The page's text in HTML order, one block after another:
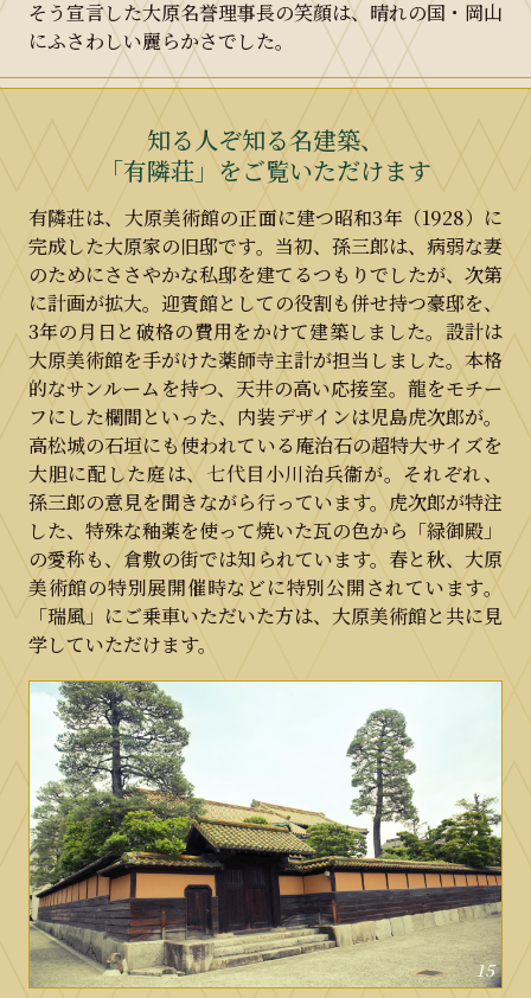
そう宣言した大原名誉理事長の笑顔は、晴れの国・岡山
にふさわしい麗らかさでした。
知る人ぞ知る名建築、
「有隣荘」をご覧いただけます
有隣荘は、大原美術館の正面に建つ昭和3年（1928）に
完成した大原家の旧邸です。当初、孫三郎は、病弱な妻
のためにささやかな私邸を建てるつもりでしたが、次第
に計画が拡大。迎賓館としての役割も併せ持つ豪邸を、
3年の月日と破格の費用をかけて建築しました。設計は
大原美術館を手がけた薬師寺主計が担当しました。本格
的なサンルームを持つ、天井の高い応接室。龍をモチー
フにした欄間といった、内装デザインは児島虎次郎が。
高松城の石垣にも使われている庵治石の超特大サイズを
大胆に配した庭は、七代目小川治兵衞が。それぞれ、
孫三郎の意見を聞きながら行っています。虎次郎が特注
した、特殊な釉薬を使って焼いた瓦の色から「緑御殿」
の愛称も、倉敷の街では知られています。春と秋、大原
美術館の特別展開催時などに特別公開されています。
「瑞風」にご乗車いただいた方は、大原美術館と共に見
学していただけます。
15